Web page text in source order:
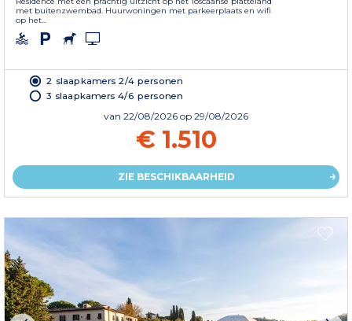
met buitenzwembad. Huurwoningen met parkeerplaats en wifi
op het...
2 slaapkamers 2/4 personen
3 slaapkamers 4/6 personen
van 22/08/2026 op 29/08/2026
€ 1.510
ZIE BESCHIKBAARHEID